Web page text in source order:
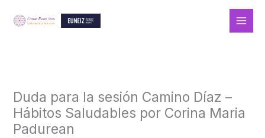
Duda para la sesión Camino Díaz –
Hábitos Saludables por Corina Maria
Padurean